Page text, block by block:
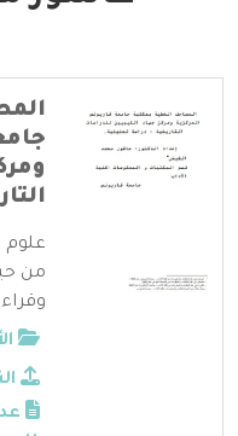
علوم
من